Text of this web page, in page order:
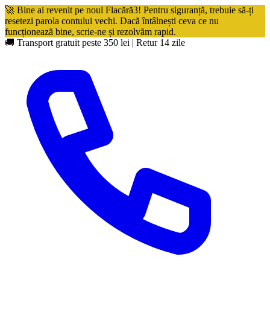
🚀 Bine ai revenit pe noul Flacără3! Pentru siguranță, trebuie să-ți
resetezi parola contului vechi. Dacă întâlnești ceva ce nu
funcționează bine, scrie-ne și rezolvăm rapid.
🚚 Transport gratuit peste 350 lei | Retur 14 zile